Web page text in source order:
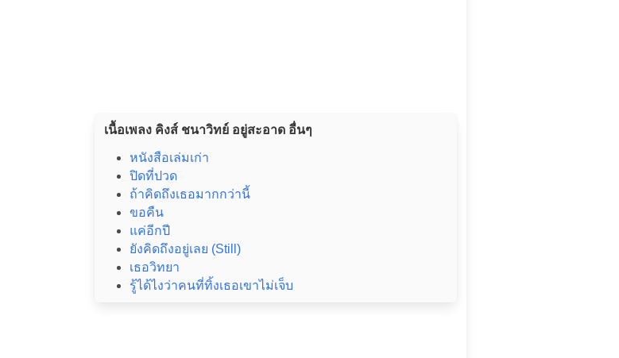
เนื้อเพลง คิงส์ ชนาวิทย์ อยู่สะอาด อื่นๆ
หนังสือเล่มเก่า
ปิดที่ปวด
ถ้าคิดถึงเธอมากกว่านี้
ขอคืน
แค่อีกปี
ยังคิดถึงอยู่เลย (Still)
เธอวิทยา
รู้ได้ไงว่าคนที่ทิ้งเธอเขาไม่เจ็บ